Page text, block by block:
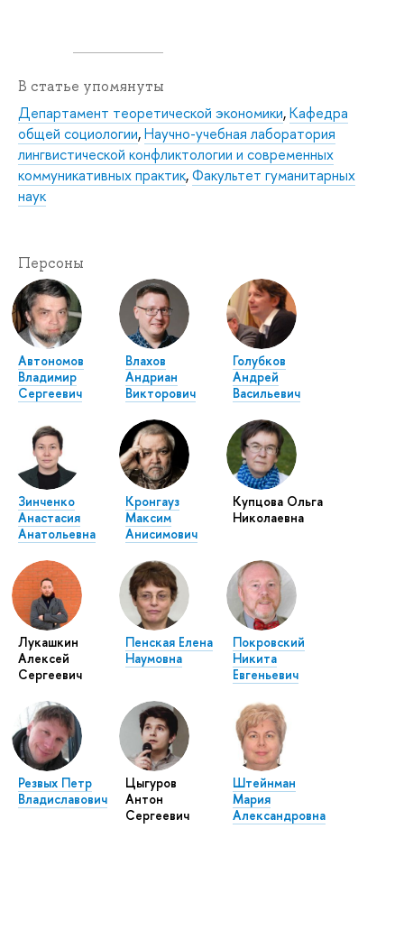
В статье упомянуты
Департамент теоретической экономики,Кафедра
общей социологии,Научно-учебная лаборатория
лингвистической конфликтологии и современных
коммуникативных практик,Факультет гуманитарных
наук
Персоны
Автономов
Владимир
Сергеевич
Влахов
Андриан
Викторович
Голубков
Андрей
Васильевич
Зинченко
Анастасия
Анатольевна
Кронгауз
Максим
Анисимович
Купцова Ольга
Николаевна
Лукашкин
Алексей
Сергеевич
Пенская Елена
Наумовна
Покровский
Никита
Евгеньевич
Резвых Петр
Владиславович
Цыгуров
Антон
Сергеевич
Штейнман
Мария
Александровна